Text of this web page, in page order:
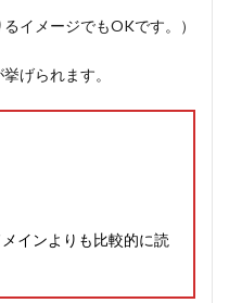
イメージでもOKです。）
げられます。
インよりも比較的に読